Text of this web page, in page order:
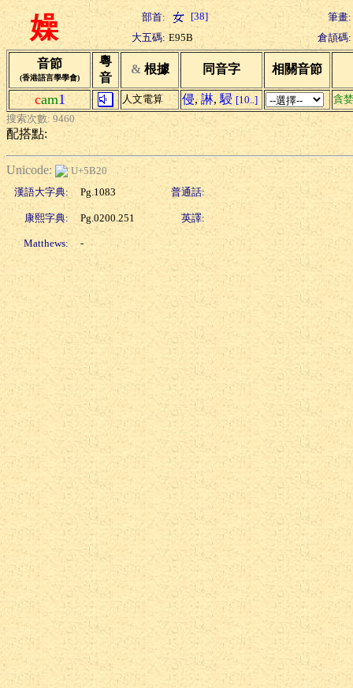
嬠 部首: [38]
筆畫:
大五碼: E95B 倉頡碼:
音節
(香港語言學學會)
粵
音
& 根據 同音字 相關音節
cam1 人文電算 侵, 諃, 駸 [10..]
貪婪
搜索次數: 9460
配搭點:
Unicode:
U+5B20
漢語大字典:
Pg.1083 普通話:
康熙字典: Pg.0200.251 英譯:
Matthews: -